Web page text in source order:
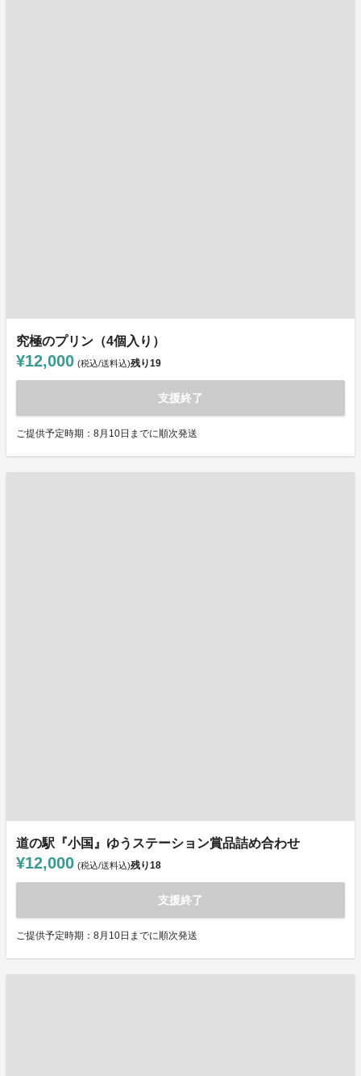
究極のプリン（4個入り）
¥12,000 (税込/送料込)残り19
支援終了
ご提供予定時期：8月10日までに順次発送
道の駅『小国』ゆうステーション賞品詰め合わせ
¥12,000 (税込/送料込)残り18
支援終了
ご提供予定時期：8月10日までに順次発送